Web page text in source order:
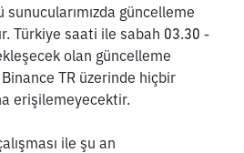
güncelleme
Türkiye saati ile sabah 03.30 -
olan güncelleme
Binance TR üzerinde hiçbir
erişilemeyecektir.
ile şu an